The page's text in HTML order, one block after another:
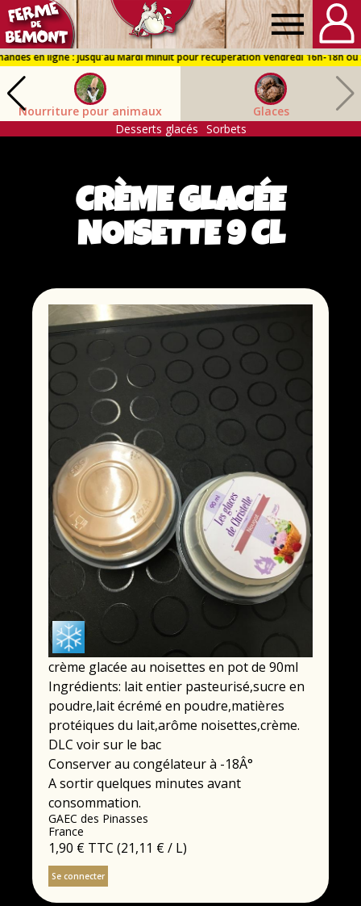
Ferme
Bémont
Nourriture pour animaux
Glaces
Desserts glacés Sorbets
CRÈME GLACÉE
NOISETTE 9 CL
crème glacée au noisettes en pot de 90ml
Ingrédients: lait entier pasteurisé,sucre en
poudre,lait écrémé en poudre,matières
protéiques du lait,arôme noisettes,crème.
DLC voir sur le bac
Conserver au congélateur à -18Â°
A sortir quelques minutes avant
consommation.
GAEC des Pinasses
France
1,90 € TTC (21,11 € / L)
Se connecter